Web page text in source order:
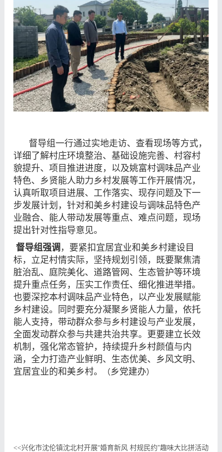
督导组一行通过实地走访、查看现场等方式，
详细了解村庄环境整治、基础设施完善、村容村
貌提升、项目推进进度，以及姚富村调味品产业
特色、乡贤能人助力乡村发展等工作开展情况，
认真听取项目进展、工作落实、现存问题及下一
步发展计划，针对和美乡村建设与调味品特色产
业融合、能人带动发展等重点、难点问题，现场
提出针对性指导意见。
督导组强调 ，要紧扣宜居宜业和美乡村建设目
标，立足村情实际，坚持规划引领，既要聚焦清
脏治乱、庭院美化、道路管网、生态管护等环境
提升重点任务，压实工作责任、细化推进举措。
也要深挖本村调味品产业特色，以产业发展赋能
乡村建设。同时要充分凝聚乡贤能人力量，依托
能人支持，带动群众参与乡村建设与产业发展，
全面发动群众参与共建共治共享。更要建立长效
机制，强化常态管护，持续提升乡村颜值与内
涵，全力打造产业鲜明、生态优美、乡风文明、
宜居宜业的和美乡村。
（乡党建办）
<<兴化市沈伦镇沈北村开展“婚育新风 村规民约”趣味大比拼活动